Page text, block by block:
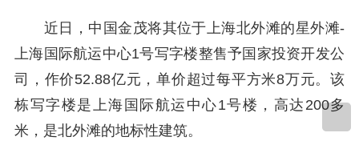
近日，中国金茂将其位于上海北外滩的星外滩-
上海国际航运中心1号写字楼整售予国家投资开发公
司，作价52.88亿元，单价超过每平方米8万元。该
栋写字楼是上海国际航运中心1号楼，高达200多
米，是北外滩的地标性建筑。